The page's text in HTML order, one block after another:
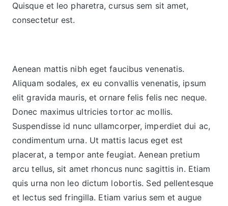
Quisque et leo pharetra, cursus sem sit amet,
consectetur est.
Aenean mattis nibh eget faucibus venenatis.
Aliquam sodales, ex eu convallis venenatis, ipsum
elit gravida mauris, et ornare felis felis nec neque.
Donec maximus ultricies tortor ac mollis.
Suspendisse id nunc ullamcorper, imperdiet dui ac,
condimentum urna. Ut mattis lacus eget est
placerat, a tempor ante feugiat. Aenean pretium
arcu tellus, sit amet rhoncus nunc sagittis in. Etiam
quis urna non leo dictum lobortis. Sed pellentesque
et lectus sed fringilla. Etiam varius sem et augue